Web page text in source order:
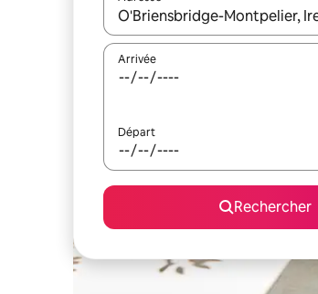
Lorsque les résultats s'affichent,
Arrivée
Départ
Rechercher